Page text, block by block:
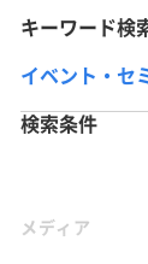
キーワード検
イベント・セ
検索条件
メディア